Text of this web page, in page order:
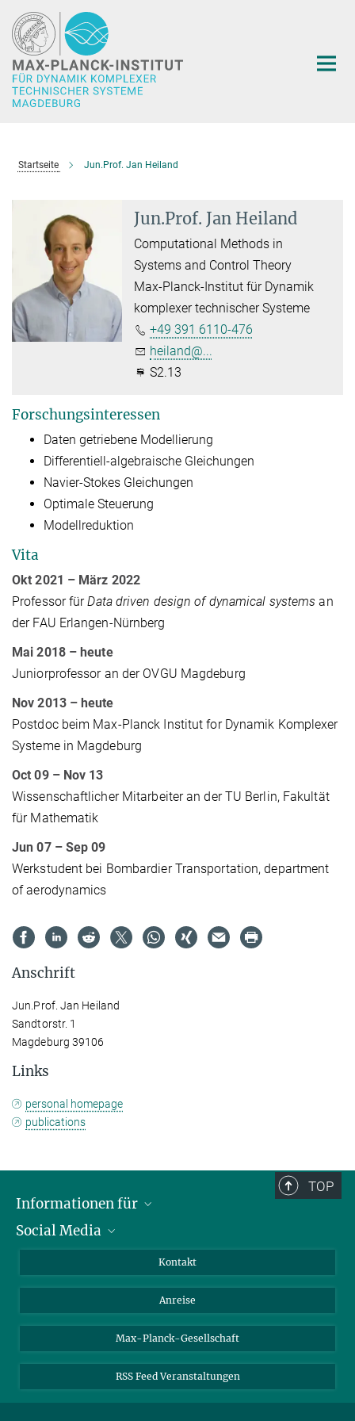
Hauptinhalt
Startseite Jun.Prof. Jan Heiland
Jun.Prof. Jan Heiland
Computational Methods in
Systems and Control Theory
Max-Planck-Institut für Dynamik
komplexer technischer Systeme
+49 391 6110-476
heiland@...
S2.13
Forschungsinteressen
Daten getriebene Modellierung
Differentiell-algebraische Gleichungen
Navier-Stokes Gleichungen
Optimale Steuerung
Modellreduktion
Vita
Okt 2021 – März 2022
Professor fürData driven design of dynamical systems an
der FAU Erlangen-Nürnberg
Mai 2018 – heute
Juniorprofessor an der OVGU Magdeburg
Nov 2013 – heute
Postdoc beim Max-Planck Institut for Dynamik Komplexer
Systeme in Magdeburg
Oct 09 – Nov 13
Wissenschaftlicher Mitarbeiter an der TU Berlin, Fakultät
für Mathematik
Jun 07 – Sep 09
Werkstudent bei Bombardier Transportation, department
of aerodynamics
Anschrift
Jun.Prof. Jan Heiland
Sandtorstr. 1
Magdeburg 39106
Links
personal homepage
publications
TOP
Informationen für
Wissenschaftlerinnen und Wissenschaftler
Bewerberinnen und Bewerber
Schülerinnen und Schüler
Social Media
Mastodon
Kontakt
Anreise
Max-Planck-Gesellschaft
RSS Feed Veranstaltungen